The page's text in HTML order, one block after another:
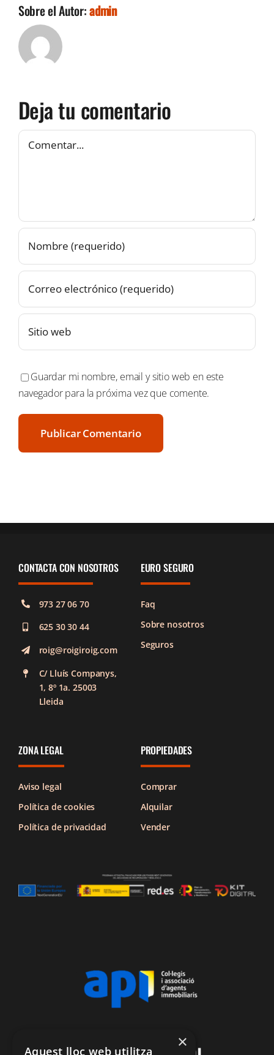
Sobre el Autor:admin
Deja tu comentario
Comentar
Guardar mi nombre, email y sitio web en este
navegador para la próxima vez que comente.
CONTACTA CON NOSOTROS
973 27 06 70
625 30 30 44
roig@roigiroig.com
C/ Lluís Companys,
1, 8º 1a. 25003
Lleida
EURO SEGURO
Faq
Sobre nosotros
Seguros
ZONA LEGAL
Aviso legal
Política de cookies
Política de privacidad
PROPIEDADES
Comprar
Alquilar
Vender
×
Aquest lloc web utilitza